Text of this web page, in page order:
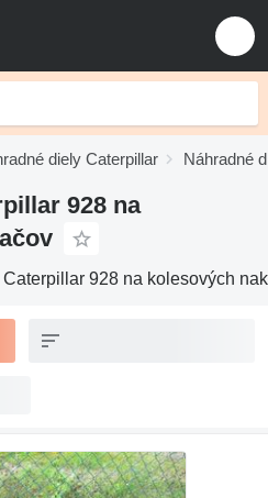
diely Caterpillar Náhradné
928 na
928 na kolesových